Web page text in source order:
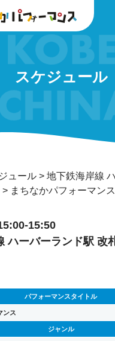
スケジュール
ュール >地下鉄海岸線
> まちなかパフォーマンス
15:50
ハーバーランド駅 改
パフォーマンスタイトル
ンス
ジャンル